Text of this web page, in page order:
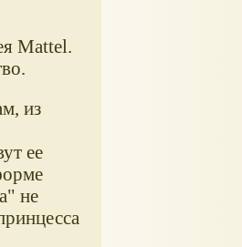
Mattel.
из
ее
не